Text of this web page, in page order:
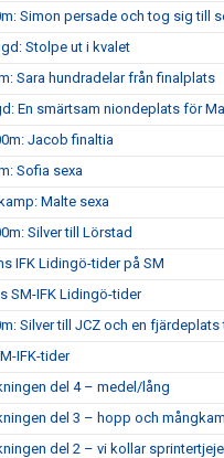
Simon persade och tog sig till
Stolpe ut i kvalet
Sara hundradelar från finalplats
En smärtsam niondeplats för
Jacob finaltia
Sofia sexa
Malte sexa
Silver till Lörstad
IFK Lidingö-tider på SM
SM-IFK Lidingö-tider
Silver till JCZ och en fjärdeplats
IFK-tider
del 4 – medel/lång
del 3 – hopp och
del 2 – vi kollar